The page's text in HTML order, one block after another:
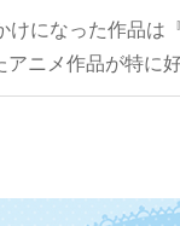
になった作品は
ニメ作品が特に好